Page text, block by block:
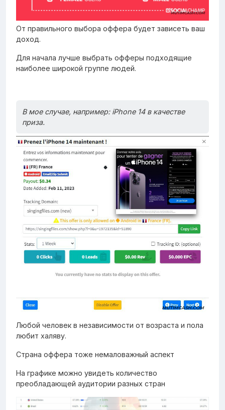
От правильного выбора оффера будет зависеть ваш
доход.
Для начала лучше выбрать офферы подходящие
наиболее широкой группе людей.
В мое случае, например: iPhone 14 в качестве
приза.
Любой человек в независимости от возраста и пола
любит халяву.
Страна оффера тоже немаловажный аспект
На графике можно увидеть количество
преобладающей аудитории разных стран